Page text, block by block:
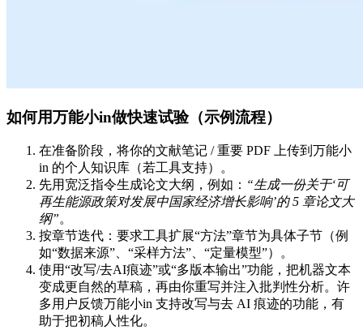
如何用万能小in做快速试验（示例流程）
在准备阶段，将你的文献笔记 / 重要 PDF 上传到万能小
in 的个人知识库（若工具支持）。
先用宽泛指令生成论文大纲，例如： “生成一份关于‘可
再生能源政策对发展中国家经济增长影响’的 5 章论文大
纲”。
按章节迭代：要求工具扩展“方法”章节为具体子节（例
如“数据来源”、“采样方法”、“定量模型”）。
使用“改写/去AI痕迹”或“多版本输出”功能，把机器文本
变成更自然的草稿，再由你重写并注入批判性分析。许
多用户反馈万能小in 支持改写与去 AI 痕迹的功能，有
助于把初稿人性化。